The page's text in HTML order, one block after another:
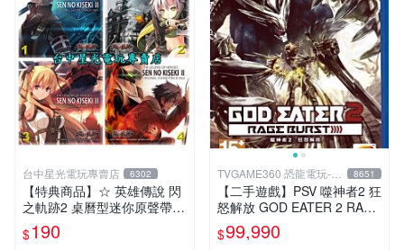
台中星光電玩專賣店 6302
【特典商品】☆ 英雄傳說 閃
之軌跡2 桌曆型迷你原聲帶 C
D ☆全新品【現貨供應 可挑
款】台中星光電玩
$190
TVGAME360 恐龍電玩-台
中店
8651
【二手遊戲】PSV 噬神者2 狂
怒解放 GOD EATER 2 RAGE
BURST 中文版【台中恐龍電
玩】
$99,990